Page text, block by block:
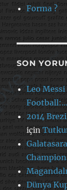
Forma ?
SON
Leo
2014
için
Dünya